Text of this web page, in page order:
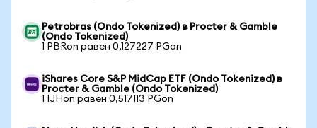
Petrobras (Ondo Tokenized) в Procter & Gamble
(Ondo Tokenized)
1 PBRon равен 0,127227 PGon
iShares Core S&P MidCap ETF (Ondo Tokenized) в
Procter & Gamble (Ondo Tokenized)
1 IJHon равен 0,517113 PGon